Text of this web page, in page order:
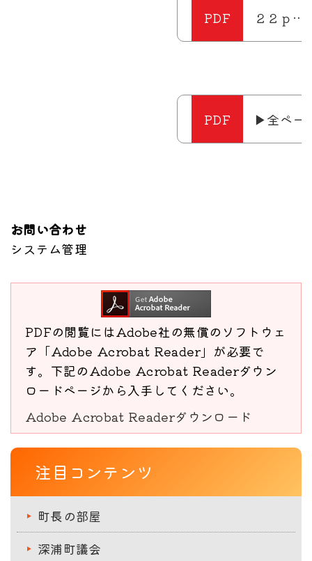
２２ｐ…
▶全ペー
お問い合わせ
システム管理
PDFの閲覧にはAdobe社の無償のソフトウェ
ア「Adobe Acrobat Reader」が必要で
す。下記のAdobe Acrobat Readerダウン
ロードページから入手してください。
Adobe Acrobat Readerダウンロード
注目コンテンツ
町長の部屋
深浦町議会